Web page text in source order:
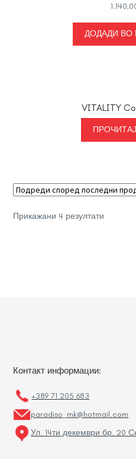
ДОДАДИ ВО
VITALITY
Прикажани 4 резултати
Контакт информации:
+389 71 205 683
paradiso_mk@hotmail.com
Ул. 14ти декември бр. 20